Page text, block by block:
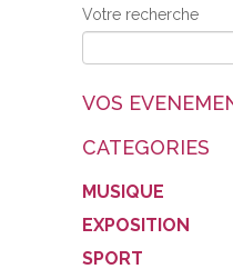
Votre recherche
VOS
CATEGORIES
MUSIQUE
EXPOSITION
SPORT